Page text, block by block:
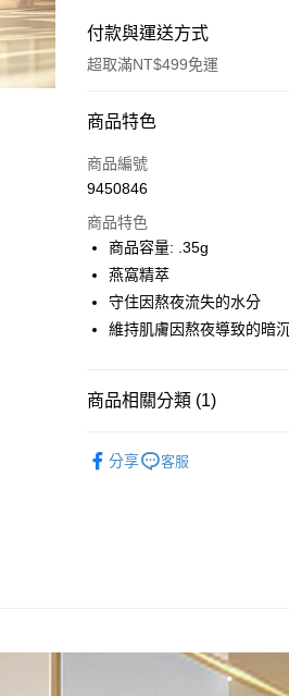
付款與運送方式
超取滿NT$499免運
付款方式
信用卡一次付款
LINE Pay
Apple Pay
街口支付
ATM付款
運送方式
7-11取貨付款
每筆NT$85，滿NT$499(含
商品特色
商品編號
9450846
商品特色
商品容量: .35g
燕窩精萃
守住因熬夜流失的水分
維持肌膚因熬夜導致的暗
商品相關分類 (1)
分享
客服